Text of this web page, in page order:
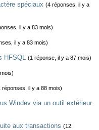
spéciaux (4 réponses, il y a
il y a 83 mois)
il y a 83 mois)
HFSQL (1 réponse, il y a 87 mois)
réponses, il y a 88 mois)
Windev via un outil extérieur
aux transactions (12